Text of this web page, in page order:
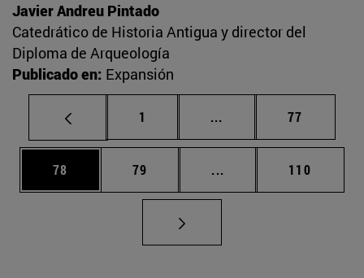
Javier Andreu Pintado
Catedrático de Historia Antigua y director del
Diploma de Arqueología
Publicado en: Expansión
Página
1 ... Páginas intermedias
Página
77
Página
78 Página
79 ... Páginas intermedias
Página
110